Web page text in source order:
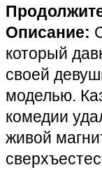
Описание:
который
своей
моделью.
комедии
живой